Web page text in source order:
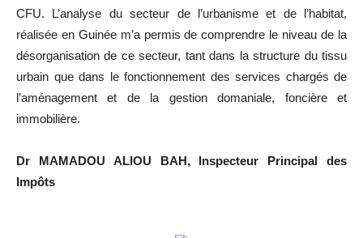
CFU. L’analyse du secteur de l’urbanisme et de l’habitat,
réalisée en Guinée m’a permis de comprendre le niveau de la
désorganisation de ce secteur, tant dans la structure du tissu
urbain que dans le fonctionnement des services chargés de
l’aménagement et de la gestion domaniale, foncière et
immobilière.
Dr MAMADOU ALIOU BAH, Inspecteur Principal des
Impôts